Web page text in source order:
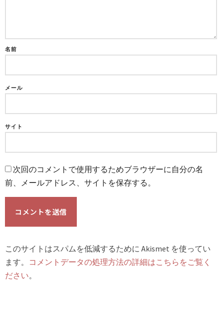
名前
メール
サイト
次回のコメントで使用するためブラウザーに自分の名
前、メールアドレス、サイトを保存する。
このサイトはスパムを低減するために Akismet を使ってい
ます。 コメントデータの処理方法の詳細はこちらをご覧く
ださい。